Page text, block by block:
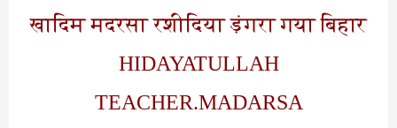
खादिम मदरसा रशीदिया ड़ंगरा गया बिहार
HIDAYATULLAH
TEACHER.MADARSA